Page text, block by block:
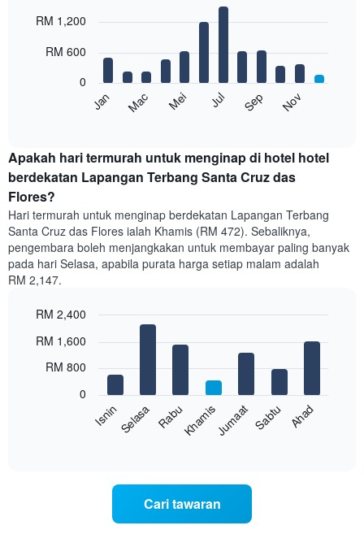
chart
bars.
purata
bilik
setiap
bulan
Carta
mempunyai
1
paksi
X
memaparkan
Carta
graphic.
Jan Mac Mei Jul Sep Nov
0
RM 600
RM 1,200
Apakah hari termurah untuk menginap di hotel hotel
berdekatan Lapangan Terbang Santa Cruz das
Flores?
Hari termurah untuk menginap berdekatan Lapangan Terbang
Santa Cruz das Flores ialah Khamis (RM 472). Sebaliknya,
pengembara boleh menjangkakan untuk membayar paling banyak
pada hari Selasa, apabila purata harga setiap malam adalah
RM 2,147.
chart
graphic.
IsninSelasa RabuKhamisJumaatSabtu Ahad
0
RM 800
RM 1,600
RM 2,400
Cari tawaran